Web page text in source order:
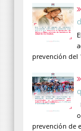
prevención del
prevención de